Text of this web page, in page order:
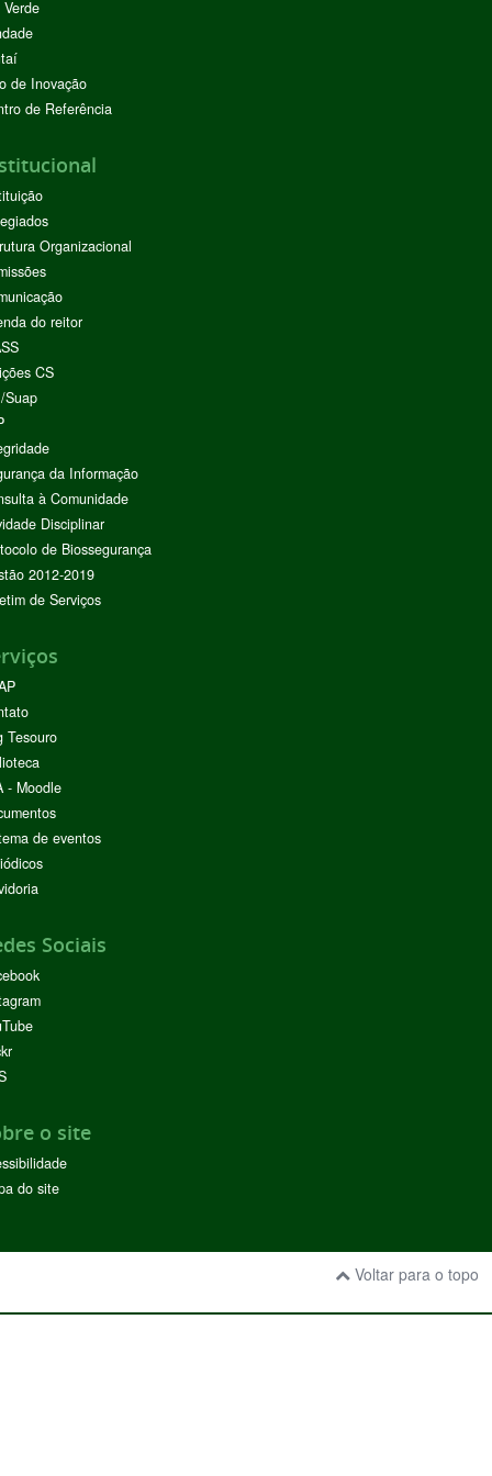
de Inovação
de Referência
Organizacional
do reitor
CS
Suap
da Informação
à Comunidade
Disciplinar
de Biossegurança
2012-2019
de Serviços
Tesouro
- Moodle
de eventos
Sociais
o site
do site
Voltar para o topo